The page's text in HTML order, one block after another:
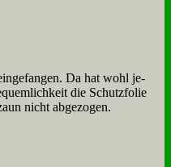
Da hat wohl je­
die Schutz­fo­lie
nicht ab­ge­zo­gen.